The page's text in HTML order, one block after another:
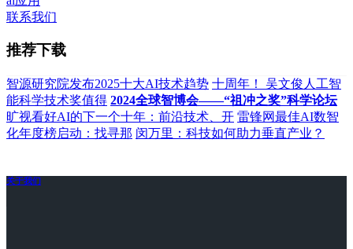
联系我们
推荐下载
智源研究院发布2025十大AI技术趋势 十周年！ 吴文俊人工智
能科学技术奖值得 2024全球智博会——“祖冲之奖”科学论坛
旷视看好AI的下一个十年：前沿技术、开 雷锋网最佳AI数智
化年度榜启动：找寻那 闵万里：科技如何助力垂直产业？
关于我们